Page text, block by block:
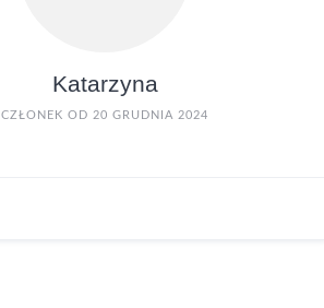
Katarzyna
CZŁONEK OD 20 GRUDNIA 2024